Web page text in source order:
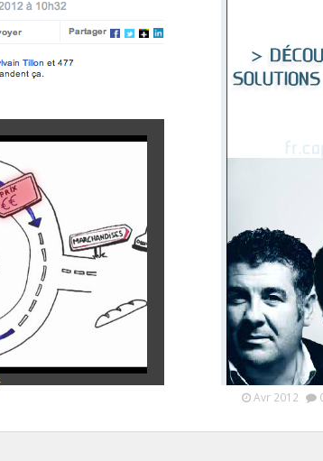
Avr 2012